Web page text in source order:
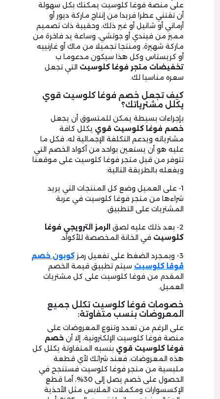
على منصة فوغا كلوسيت يمكنك بكل سهولة
أن تقتني عطرا فريدا من إنتاج ماركة ديور أو
أرماني أو شانيل أو غير ذلك، وحقيبة ذات تصميم
مميز من فيندي أو جوتشي، وساعة يد فاخرة من
ماركة شهيرة، ومنتجا تجميلا من ماك أو غارنييه
أو كريستاس وكل هذا سيكون مدعوما ب
تخفيضات متجر فوغا كلوسيت التي تجعل
سعره مناسبا لك.
كيف تجعل خصم فوغا كلوسيت قوي
يكلل مشترياتك؟
بإجراءات بسيطة يمكن للمتسوق أن يجعل
خصم فوغا كلوسيت قوي يكلل كافة
مشترياته ويدعم التكلفة الإجمالية له، فكل ما
عليه هو أن يستعين بواحد من أكواد الخصم التي
تتوفر من قبل متجر فوغا كلوسيت على موقعنا
ويفعله بالطريقة التالية:
1- على العميل وضع كل المنتجات التي يريد
شراءها من متجر فوغا كلوسيت في عربة
المشتريات على التطبيق.
2- بعد ذلك عليه لصق
الرمز الترويجي فوغا
كلوسيت في الخانة المخصصة للأكواد.
3- وبمجرد الضغط على تفعيل رمز
كوبون خصم
ڤوقا كلوسيت سيتم تطبيق قيمة الخصم
المقدم من فوغا كلوسيت على كل مشتريات
العميل.
خصومات فوغا كلوسيت تكلل جميع
المعروضات بنسب متفاوتة:
على الرغم من تعدد وتنوع المعروضات على
منصة فوغا كلوسيت الإلكترونية، إلا أن خصم
فوغا كلوسيت قوي بنسبه المتفاوتة يكلل كل
هذه المعروضات، فعند شرائك لأي قطعة
ملبسية من متجر فوغا كلوسيت فستنجح في
الحصول على خصم يصل إلى 30%، أما قطع
الإكسسوارات ومكملات الملابس مثل الأحذية